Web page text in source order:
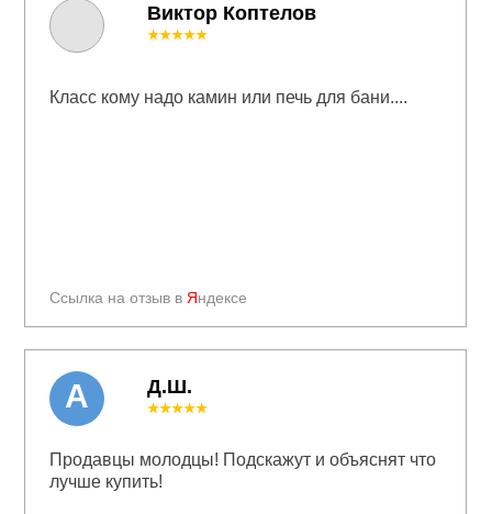
Ссылка на отзыв в Яндексе
★★★★★
Класс кому надо камин или печь для бани....
Д.Ш.
★★★★★
Продавцы молодцы! Подскажут и объяснят что
лучше купить!
А
Виктор Коптелов